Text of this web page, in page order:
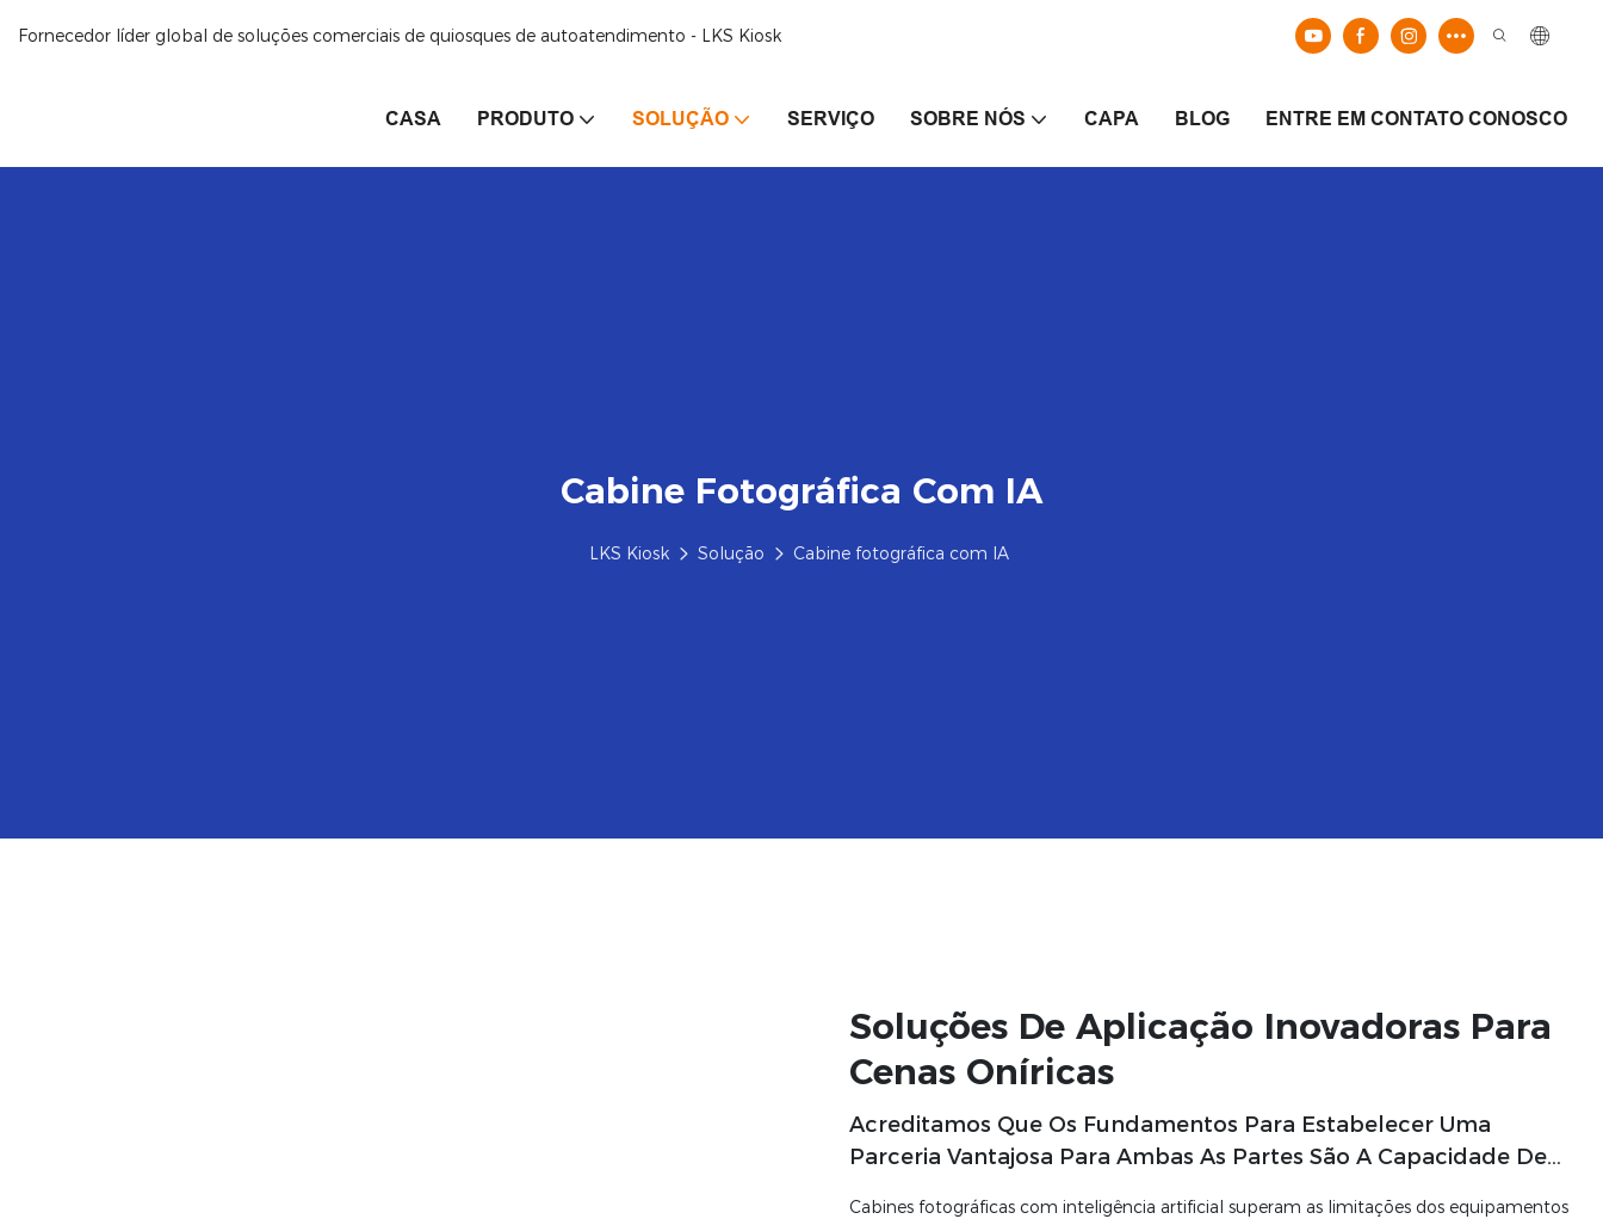
Fornecedor líder global de soluções comerciais de quiosques de autoatendimento - LKS Kiosk
CASA PRODUTO SOLUÇÃO SERVIÇO SOBRE NÓS CAPA BLOG ENTRE EM CONTATO CONOSCO
Cabine Fotográfica Com IA
LKS Kiosk Solução Cabine fotográfica com IA
Soluções De Aplicação Inovadoras Para
Cenas Oníricas
Acreditamos Que Os Fundamentos Para Estabelecer Uma
Parceria Vantajosa Para Ambas As Partes São A Capacidade De
Cabines fotográficas com inteligência artificial superam as limitações dos equipamentos